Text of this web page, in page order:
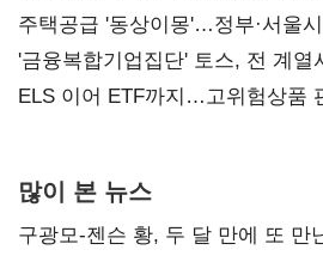
진실 밝혀야"
주택공급 '동상이몽'…정부·서울
'금융복합기업집단' 토스, 전 계열
ELS 이어 ETF까지…고위험상품
많이 본 뉴스
구광모-젠슨 황, 두 달 만에 또 만